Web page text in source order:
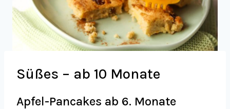
Süßes – ab 10 Monate
Apfel-Pancakes ab 6. Monate